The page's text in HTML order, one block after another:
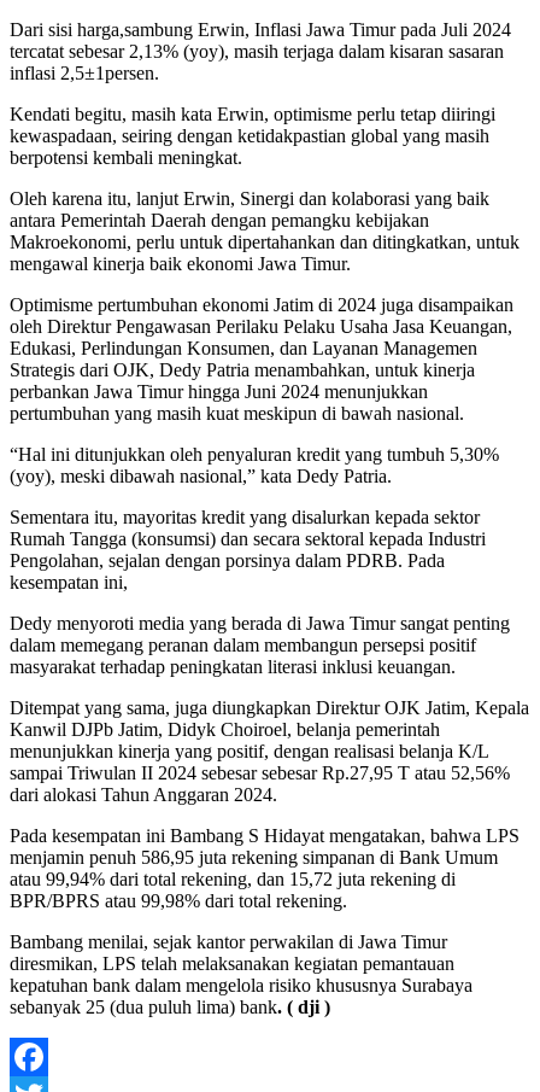
Dari sisi harga,sambung Erwin, Inflasi Jawa Timur pada Juli 2024
tercatat sebesar 2,13% (yoy), masih terjaga dalam kisaran sasaran
inflasi 2,5±1persen.
Kendati begitu, masih kata Erwin, optimisme perlu tetap diiringi
kewaspadaan, seiring dengan ketidakpastian global yang masih
berpotensi kembali meningkat.
Oleh karena itu, lanjut Erwin, Sinergi dan kolaborasi yang baik
antara Pemerintah Daerah dengan pemangku kebijakan
Makroekonomi, perlu untuk dipertahankan dan ditingkatkan, untuk
mengawal kinerja baik ekonomi Jawa Timur.
Optimisme pertumbuhan ekonomi Jatim di 2024 juga disampaikan
oleh Direktur Pengawasan Perilaku Pelaku Usaha Jasa Keuangan,
Edukasi, Perlindungan Konsumen, dan Layanan Managemen
Strategis dari OJK, Dedy Patria menambahkan, untuk kinerja
perbankan Jawa Timur hingga Juni 2024 menunjukkan
pertumbuhan yang masih kuat meskipun di bawah nasional.
“Hal ini ditunjukkan oleh penyaluran kredit yang tumbuh 5,30%
(yoy), meski dibawah nasional,” kata Dedy Patria.
Sementara itu, mayoritas kredit yang disalurkan kepada sektor
Rumah Tangga (konsumsi) dan secara sektoral kepada Industri
Pengolahan, sejalan dengan porsinya dalam PDRB. Pada
kesempatan ini,
Dedy menyoroti media yang berada di Jawa Timur sangat penting
dalam memegang peranan dalam membangun persepsi positif
masyarakat terhadap peningkatan literasi inklusi keuangan.
Ditempat yang sama, juga diungkapkan Direktur OJK Jatim, Kepala
Kanwil DJPb Jatim, Didyk Choiroel, belanja pemerintah
menunjukkan kinerja yang positif, dengan realisasi belanja K/L
sampai Triwulan II 2024 sebesar sebesar Rp.27,95 T atau 52,56%
dari alokasi Tahun Anggaran 2024.
Pada kesempatan ini Bambang S Hidayat mengatakan, bahwa LPS
menjamin penuh 586,95 juta rekening simpanan di Bank Umum
atau 99,94% dari total rekening, dan 15,72 juta rekening di
BPR/BPRS atau 99,98% dari total rekening.
Bambang menilai, sejak kantor perwakilan di Jawa Timur
diresmikan, LPS telah melaksanakan kegiatan pemantauan
kepatuhan bank dalam mengelola risiko khususnya Surabaya
sebanyak 25 (dua puluh lima) bank. ( dji )